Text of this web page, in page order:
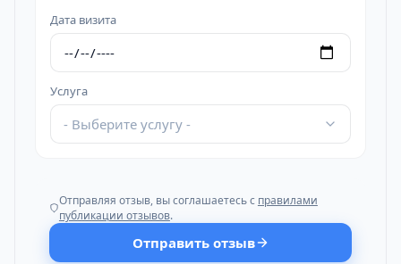
Дата визита
Услуга
- Выберите услугу -
Отправляя отзыв, вы соглашаетесь с правилами
публикации отзывов.
Отправить отзыв